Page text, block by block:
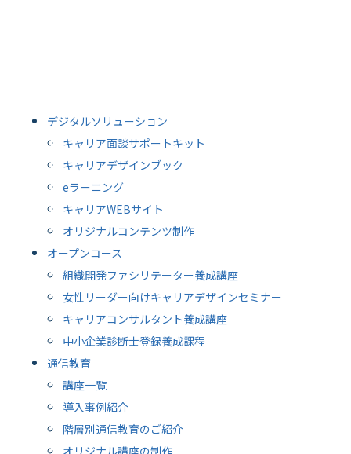
デジタルソリューション
キャリア面談サポートキット
キャリアデザインブック
eラーニング
キャリアWEBサイト
オリジナルコンテンツ制作
オープンコース
組織開発ファシリテーター養成講座
女性リーダー向けキャリアデザインセミナー
キャリアコンサルタント養成講座
中小企業診断士登録養成課程
通信教育
講座一覧
導入事例紹介
階層別通信教育のご紹介
オリジナル講座の制作